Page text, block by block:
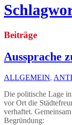
Beiträge
Aussprache
ALLGEMEIN,
Die politische Lage
vor Ort die
verhaftet.
Begründung: